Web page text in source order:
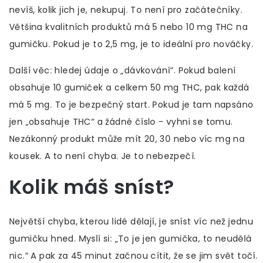
nevíš, kolik jich je, nekupuj. To není pro začátečníky.
Většina kvalitních produktů má 5 nebo 10 mg THC na
gumičku. Pokud je to 2,5 mg, je to ideální pro nováčky.
Další věc: hledej údaje o „dávkování“. Pokud balení
obsahuje 10 gumiček a celkem 50 mg THC, pak každá
má 5 mg. To je bezpečný start. Pokud je tam napsáno
jen „obsahuje THC“ a žádné číslo - vyhni se tomu.
Nezákonný produkt může mít 20, 30 nebo víc mg na
kousek. A to není chyba. Je to nebezpečí.
Kolik máš sníst?
Největší chyba, kterou lidé dělají, je sníst víc než jednu
gumičku hned. Myslí si: „To je jen gumička, to neudělá
nic.“ A pak za 45 minut začnou cítit, že se jim svět točí.